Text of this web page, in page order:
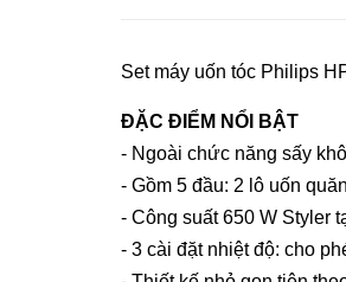
Set máy uốn tóc Philips
ĐẶC ĐIỂM NỔI BẬT
- Ngoài chức năng sấy
- Gồm 5 đầu: 2 lô uốn
- Công suất 650 W Styler
- 3 cài đặt nhiệt độ: cho